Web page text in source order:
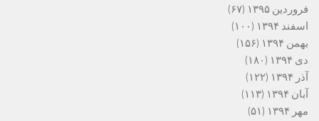
فروردین ۱۳۹۵
(۶۷)
اسفند ۱۳۹۴
(۱۰۰)
بهمن ۱۳۹۴
(۱۵۶)
دی ۱۳۹۴
(۱۸۰)
آذر ۱۳۹۴
(۱۲۲)
آبان ۱۳۹۴
(۱۱۳)
مهر ۱۳۹۴
(۵۱)